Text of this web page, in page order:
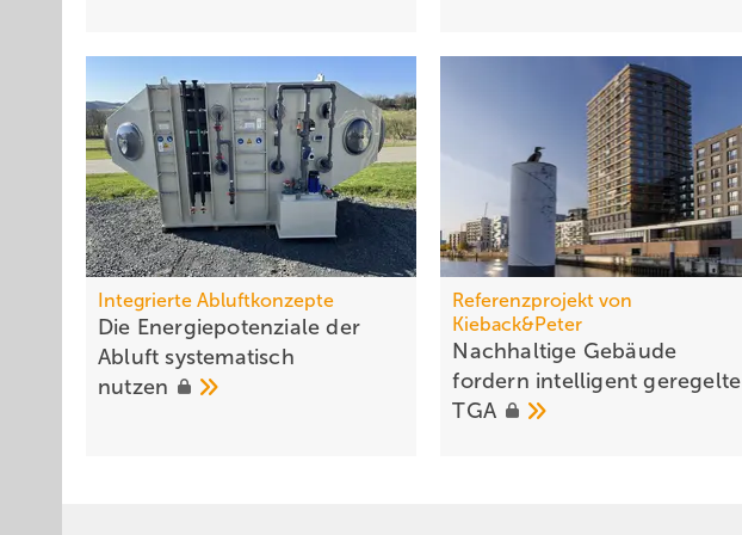
Integrierte Abluftkonzepte
Die Energiepotenziale der
Abluft systema­tisch
nutzen
Referenzprojekt von
Kieback&Peter
Nachhaltige Gebäude
fordern intelli­gent geregelte
TGA